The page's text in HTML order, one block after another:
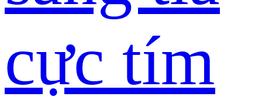
cực tím